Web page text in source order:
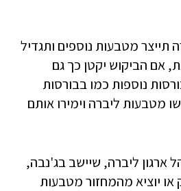
תייצר מטבעות נוספים ותגדיל
אם הביקוש יקטן כך גם
נוספות כמו בבורסות
מטבעות ליברה וימירו אותם
ארגון ליברה, שיישב בג'נבה,
או יוציא מהמחזור מטבעות